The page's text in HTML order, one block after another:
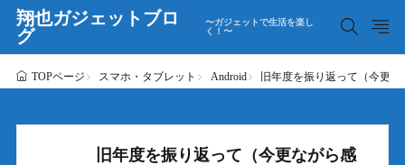
翔也ガジェットブロ
グ
〜ガジェットで生活を楽し
く！〜
TOPページ スマホ・タブレット Android 旧年度を振り返って（今更
旧年度を振り返って（今更ながら感